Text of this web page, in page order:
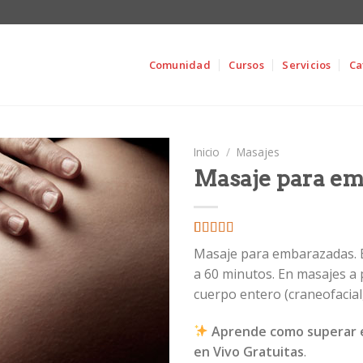
Comunidad Cursos Servicios
Inicio / Masajes
Masaje para
Valorado
con3.50
de 5 en
4
valoraciones
clientes
Masaje para embarazadas.
a 60 minutos. En masajes
cuerpo entero
Aprende como
en Vivo Gratuitas.